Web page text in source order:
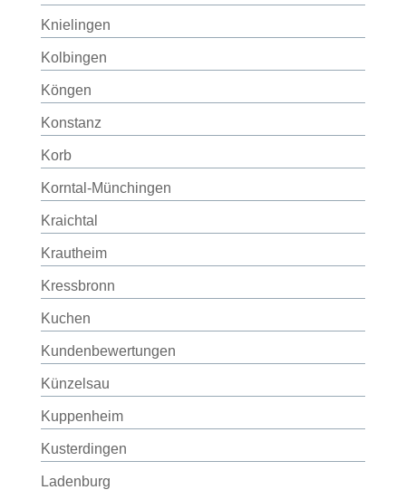
Knielingen
Kolbingen
Köngen
Konstanz
Korb
Korntal-Münchingen
Kraichtal
Krautheim
Kressbronn
Kuchen
Kundenbewertungen
Künzelsau
Kuppenheim
Kusterdingen
Ladenburg